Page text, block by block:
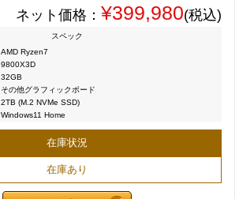
ネット価格： ¥399,980(税込)
スペック
AMD Ryzen7
9800X3D
32GB
その他グラフィックボード
2TB (M.2 NVMe SSD)
Windows11 Home
在庫状況
在庫あり